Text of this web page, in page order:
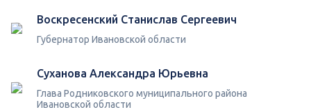
Воскресенский Станислав Сергеевич
Губернатор Ивановской области
Суханова Александра Юрьевна
Глава Родниковского муниципального района
Ивановской области